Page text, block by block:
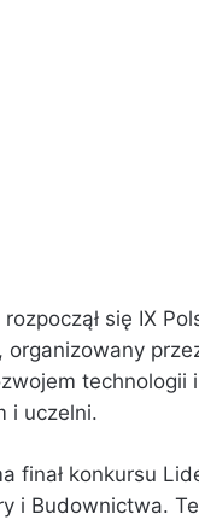
się IX
i uczelni.
finał konkursu
i Budownictwa.